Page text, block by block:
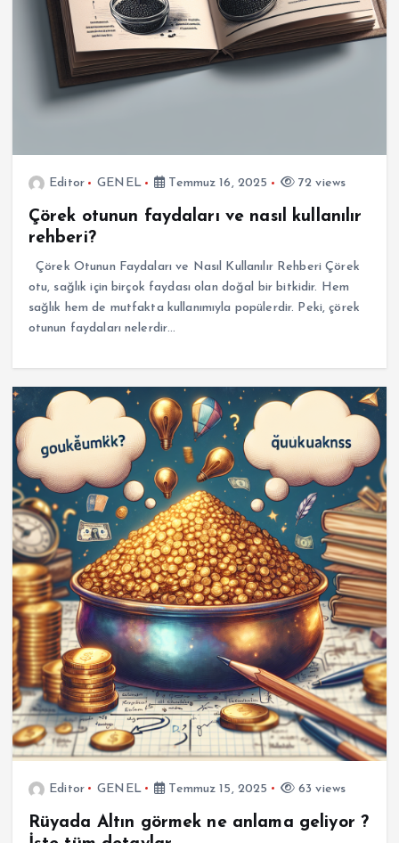
Editor GENEL Temmuz 16, 2025 72 views
Çörek otunun faydaları ve nasıl kullanılır
rehberi?
Çörek Otunun Faydaları ve Nasıl Kullanılır Rehberi Çörek
otu, sağlık için birçok faydası olan doğal bir bitkidir. Hem
sağlık hem de mutfakta kullanımıyla popülerdir. Peki, çörek
otunun faydaları nelerdir…
Editor GENEL Temmuz 15, 2025 63 views
Rüyada Altın görmek ne anlama geliyor ?